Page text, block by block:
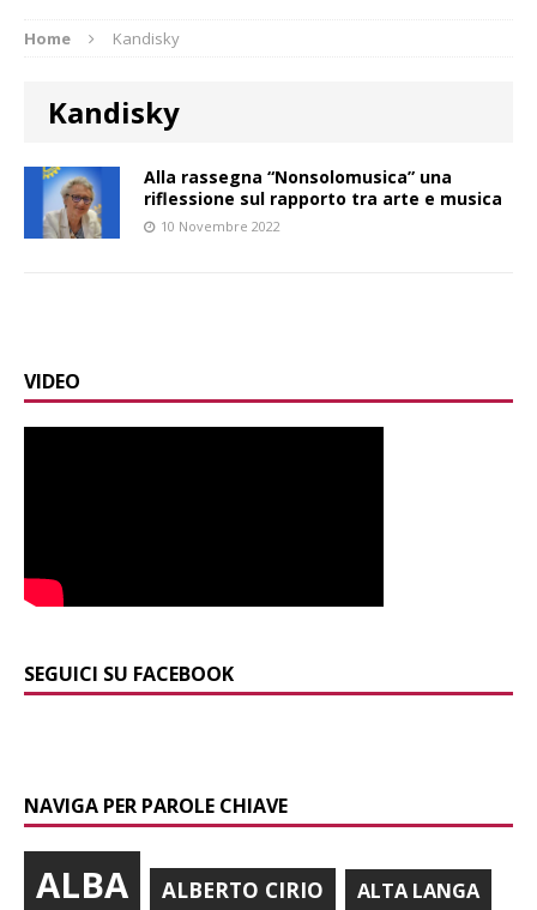
Home Kandisky
Kandisky
Alla rassegna “Nonsolomusica” una
riflessione sul rapporto tra arte e musica
10 Novembre 2022
VIDEO
SEGUICI SU FACEBOOK
NAVIGA PER PAROLE CHIAVE
ALBA ALBERTO CIRIO ALTA LANGA